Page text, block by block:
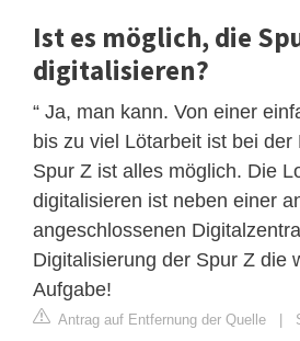
Ist es möglich, die
digitalisieren?
“ Ja, man kann. Von einer
bis zu viel Lötarbeit ist bei
Spur Z ist alles möglich. Die
digitalisieren ist neben einer
angeschlossenen
Digitalisierung der Spur Z die
Aufgabe!
Antrag auf Entfernung der Quelle |